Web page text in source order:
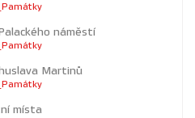
náměstí
Martinů
místa